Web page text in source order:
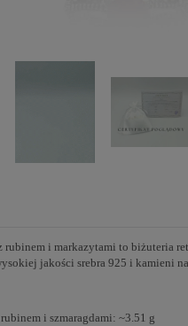
rubinem i markazytami to biżuteria
jakości srebra 925 i kamieni
i szmaragdami: ~3.51 g